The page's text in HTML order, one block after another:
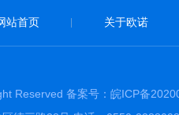
站首页 关于欧诺
Reserved 备案号： 皖ICP备